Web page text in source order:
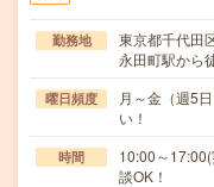
勤務地
東京都千代田
永田町駅から
曜日頻度
月～金（週5
い！
時間
10:00～
談OK！